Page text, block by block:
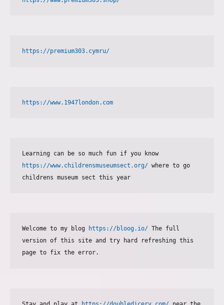
https://premium303.cymru/
https://www.1947london.com
https://www.childrensmuseumsect.org/ where to go
childrens museum sect this year
Welcome to my blog https://bloog.io/ The full
version of this site and try hard refreshing this
page to fix the error.